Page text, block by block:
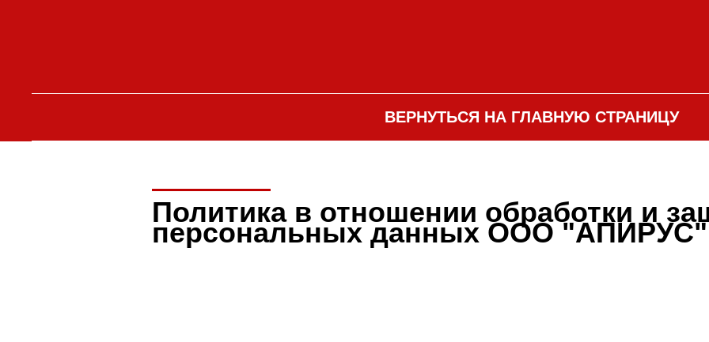
ВЕРНУТЬСЯ НА ГЛАВНУЮ СТРАНИЦУ
Политика в отношении обработки и
персональных данных ООО "АПИРУС"